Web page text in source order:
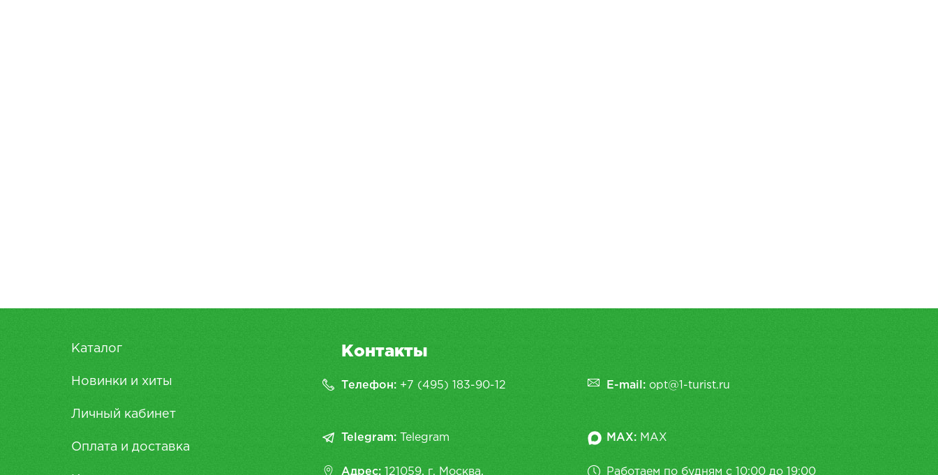
Каталог
Новинки и хиты
Личный кабинет
Оплата и доставка
Контакты
Телефон: +7 (495) 183-90-12 E-mail: opt@1-turist.ru
Telegram: Telegram MAX: MAX
Адрес: 121059, г. Москва, Работаем по будням с 10:00 до 19:00